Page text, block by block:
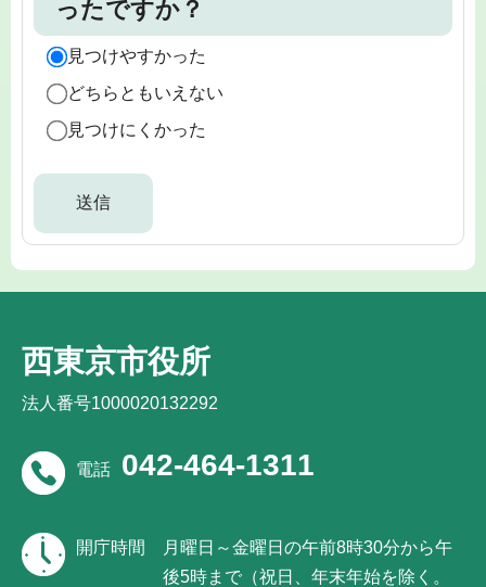
ったですか？
見つけやすかった
どちらともいえない
見つけにくかった
西東京市役所
法人番号1000020132292
電話 042-464-1311
開庁時間
月曜日～金曜日の午前8時30分から午
後5時まで（祝日、年末年始を除く。